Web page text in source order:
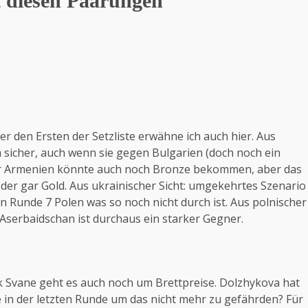
den Ersten der Setzliste erwähne ich auch hier. Aus
auch wenn sie gegen Bulgarien (doch noch ein
könnte auch noch Bronze bekommen, aber das
gar Gold. Aus ukrainischer Sicht: umgekehrtes Szenario
7 Polen was so noch nicht durch ist. Aus polnischer
ist durchaus ein starker Gegner.
geht es auch noch um Brettpreise. Dolzhykova hat
der letzten Runde um das nicht mehr zu gefährden? Für